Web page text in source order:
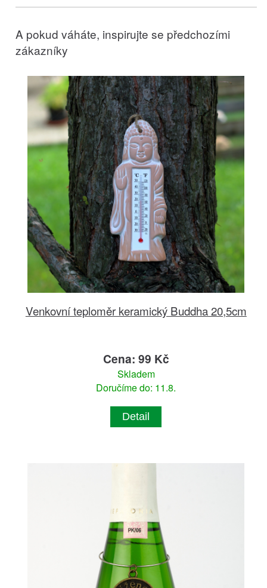
A pokud váháte, inspirujte se předchozími
zákazníky
Venkovní teploměr keramický Buddha 20,5cm
Cena: 99 Kč
Skladem
Doručíme do: 11.8.
Detail